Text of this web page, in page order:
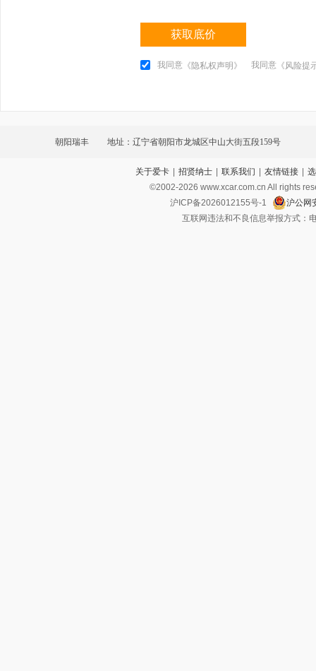
获取底价
我同意 《隐私权声明》 我同意 《风险提
朝阳瑞丰 地址：辽宁省朝阳市龙城区中山大街五段159号
关于爱卡 | 招贤纳士 | 联系我们 | 友情链接 |
©2002-2026 www.xcar.com.cn All rights
沪ICP备2026012155号-1
沪公网
互联网违法和不良信息举报方式：